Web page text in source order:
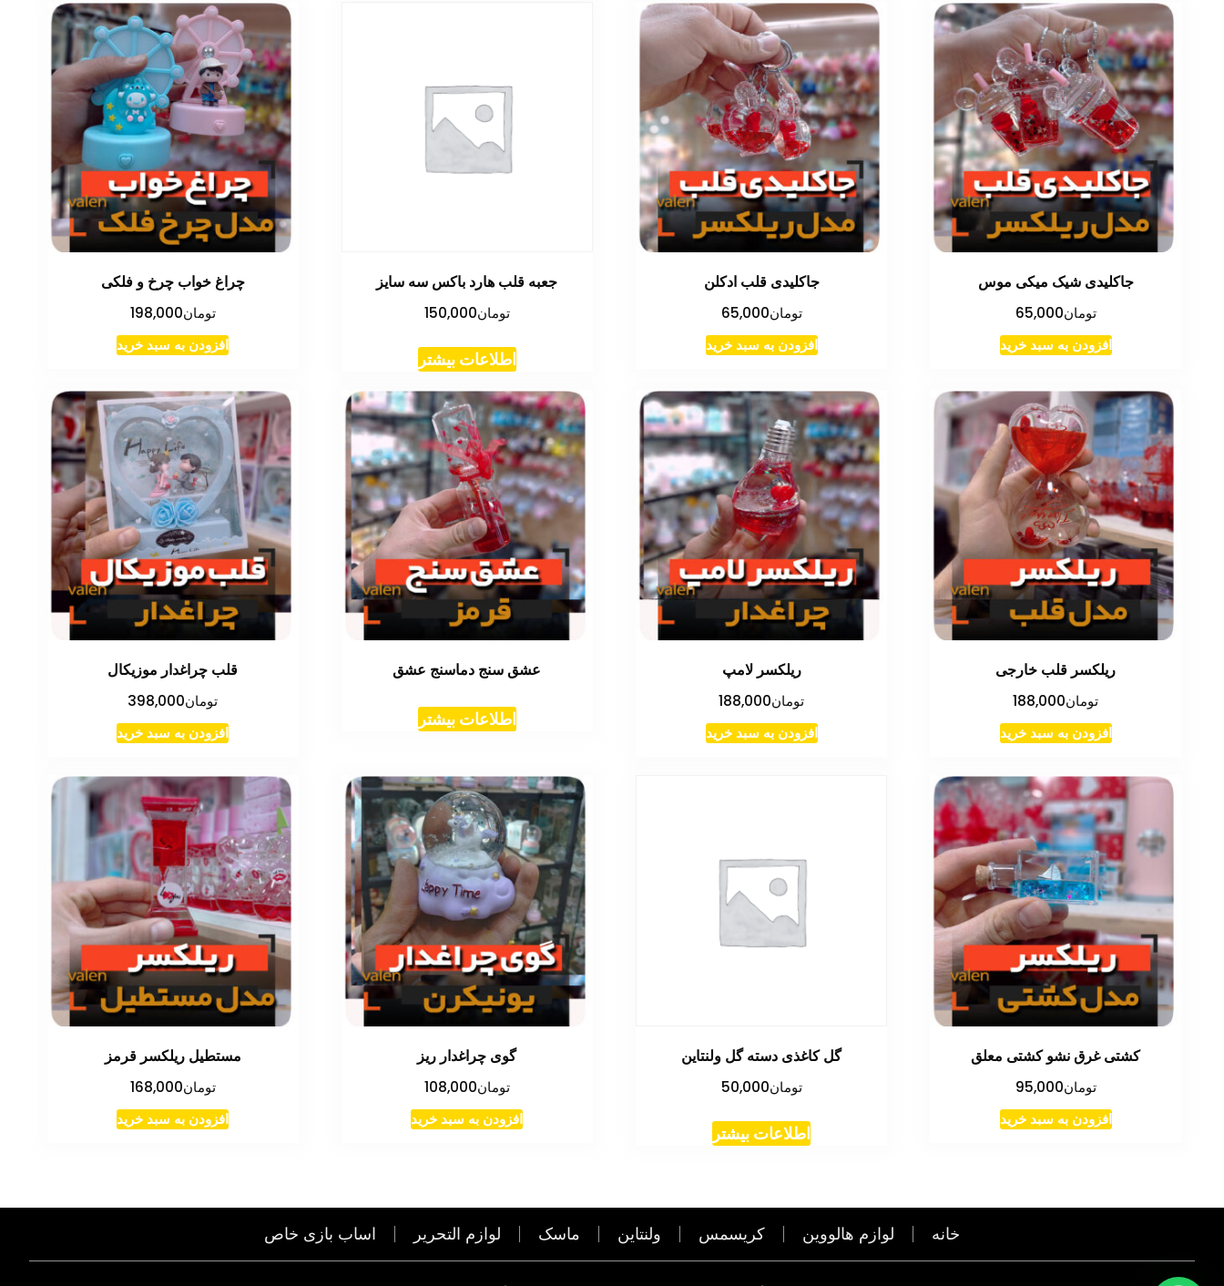
جاکلیدی شیک میکی موس
تومان65,000
افزودن به سبد خرید
جاکلیدی قلب ادکلن
تومان65,000
افزودن به سبد خرید
جعبه قلب هارد باکس سه سایز
تومان150,000
اطلاعات بیشتر
چراغ خواب چرخ و فلکی
تومان198,000
افزودن به سبد خرید
ریلکسر قلب خارجی
تومان188,000
افزودن به سبد خرید
ریلکسر لامپ
تومان188,000
افزودن به سبد خرید
عشق سنج دماسنج عشق
اطلاعات بیشتر
قلب چراغدار موزیکال
تومان398,000
افزودن به سبد خرید
کشتی غرق نشو کشتی معلق
تومان95,000
افزودن به سبد خرید
گل کاغذی دسته گل ولنتاین
تومان50,000
اطلاعات بیشتر
گوی چراغدار ریز
تومان108,000
افزودن به سبد خرید
مستطیل ریلکسر قرمز
تومان168,000
افزودن به سبد خرید
خانه لوازم هالووین کریسمس ولنتاین ماسک لوازم التحریر اساب بازی خاص